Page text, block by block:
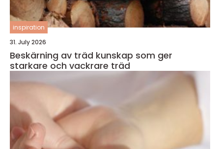
inspiration
31. July 2026
Beskärning av träd kunskap som ger
starkare och vackrare träd